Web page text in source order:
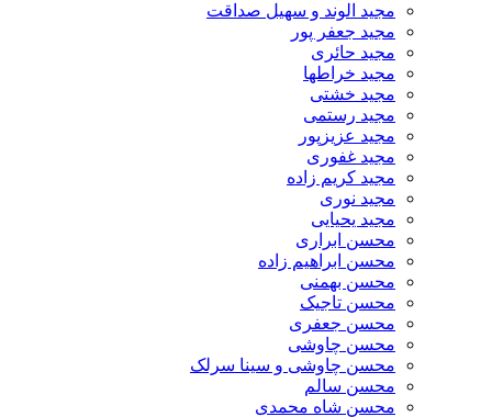
مجید الوند و سهیل صداقت
مجید جعفر پور
مجید حائری
مجید خراطها
مجید خشتی
مجید رستمی
مجید عزیزپور
مجید غفوری
مجید کریم زاده
مجید نوری
مجید یحیایی
محسن ابراری
محسن ابراهیم زاده
محسن بهمنی
محسن تاجیک
محسن جعفری
محسن چاوشی
محسن چاوشی و سینا سرلک
محسن سالم
محسن شاه محمدی